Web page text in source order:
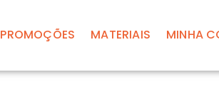
PROMOÇÕES MATERIAIS MINHA